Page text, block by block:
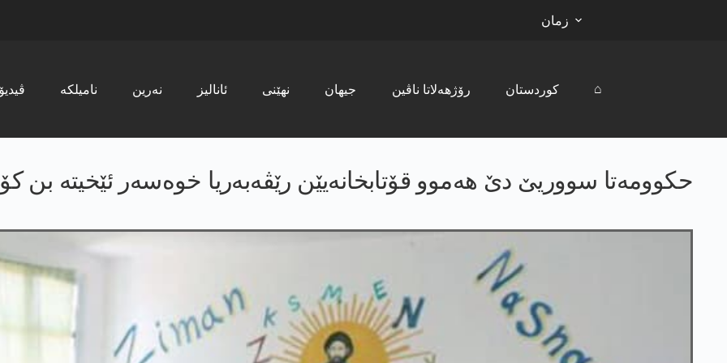
زمان
ڤیدیۆ نامیلکە نەرین ئانالیز نھێنی جیھان رۆژھەلاتا ناڤین کوردستان ⌂
حکوومەتا سووریێ دێ ھەموو قۆتابخانەیێن رێڤەبەریا خوەسەر ئێخیتە بن